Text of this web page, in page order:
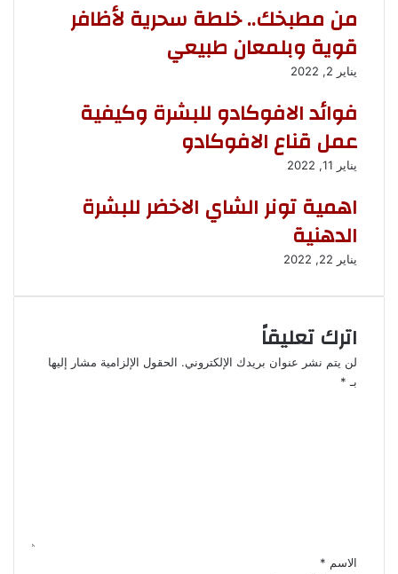
من مطبخك.. خلطة سحرية لأظافر
قوية وبلمعان طبيعي
يناير 2, 2022
فوائد الافوكادو للبشرة وكيفية
عمل قناع الافوكادو
يناير 11, 2022
اهمية تونر الشاي الاخضر للبشرة
الدهنية
يناير 22, 2022
اترك تعليقاً
لن يتم نشر عنوان بريدك الإلكتروني. الحقول الإلزامية مشار إليها
بـ *
الاسم *